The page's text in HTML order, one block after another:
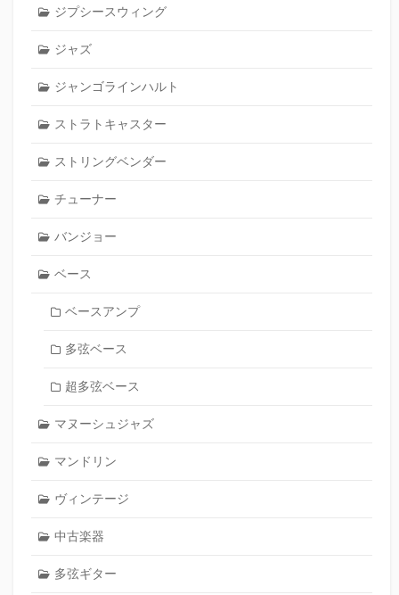
ジプシースウィング
ジャズ
ジャンゴラインハルト
ストラトキャスター
ストリングベンダー
チューナー
バンジョー
ベース
ベースアンプ
多弦ベース
超多弦ベース
マヌーシュジャズ
マンドリン
ヴィンテージ
中古楽器
多弦ギター